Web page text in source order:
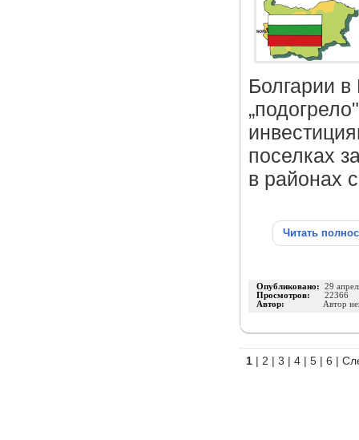
Болгарии
поселках
в районах
Читать
Опубликовано: 29
Просмотров: 22366
Автор: Автор
1 | 2 | 3 | 4 | 5 | 6 |